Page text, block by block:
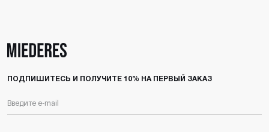
ПОДПИШИТЕСЬ И ПОЛУЧИТЕ 10% НА ПЕРВЫЙ ЗАКАЗ